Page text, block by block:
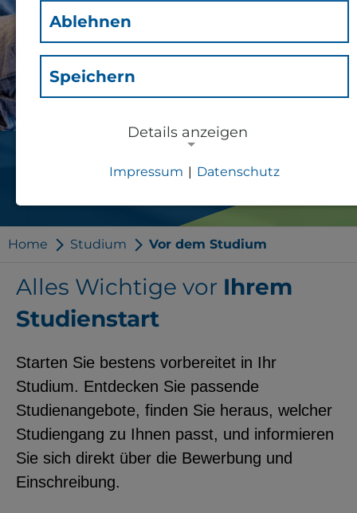
Vor dem Studium
Home Studium Vor dem Studium
Alles Wichtige vor Ihrem
Studienstart
Starten Sie bestens vorbereitet in Ihr
Studium. Entdecken Sie passende
Studienangebote, finden Sie heraus, welcher
Studiengang zu Ihnen passt, und informieren
Sie sich direkt über die Bewerbung und
Einschreibung.
Ablehnen
Speichern
Details anzeigen
Notwendige Cookies zur Session-
Verwaltung und für die generelle
notwendig).
EXTERNE MEDIEN
Seitenspezifische Erfassung von
Benutzerdaten durch
Drittanbieter, bspw. über das
Einbinden externer Videos,
Impressum | Datenschutz